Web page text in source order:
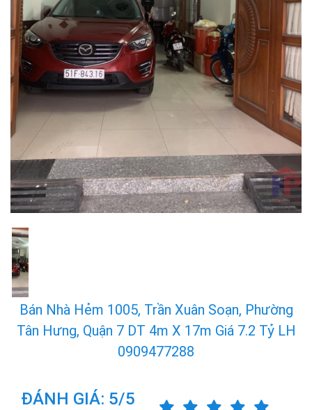
Bán Nhà Hẻm 1005, Trần Xuân Soạn, Phường
Tân Hưng, Quận 7 DT 4m X 17m Giá 7.2 Tỷ LH
0909477288
ĐÁNH GIÁ: 5/5